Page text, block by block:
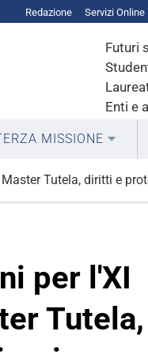
Redazione Servizi Online
Futuri
Enti e
MISSIONE
Tutela, diritti e
per l'XI